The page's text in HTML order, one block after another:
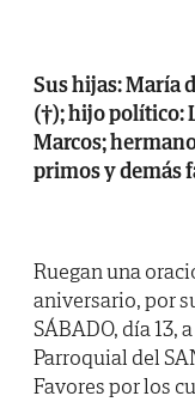
Sus hijas: María
(†); hijo político:
Marcos;
primos y demás
Ruegan una
aniversario, por
SÁBADO, día 13,
Parroquial del
Favores por los